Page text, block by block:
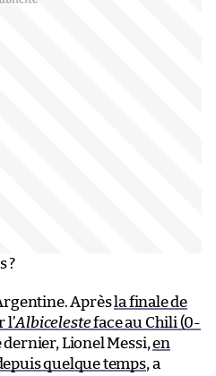
?
Aprèsla finale de
l’Albicelesteface au Chili (0-
dernier, Lionel Messi,en
quelque temps, a